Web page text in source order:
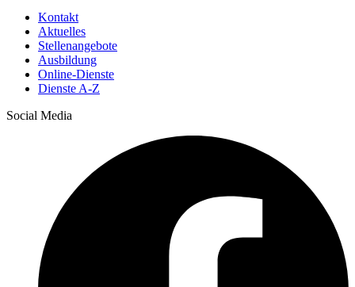
Kontakt
Aktuelles
Stellenangebote
Ausbildung
Online-Dienste
Dienste A-Z
Social Media